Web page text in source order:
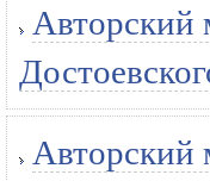
Авторский